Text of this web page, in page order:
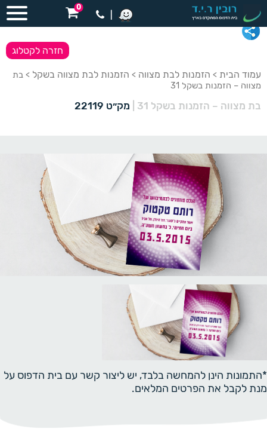
0
עמוד הבית > הזמנות לבת מצווה > הזמנות לבת מצווה בשקל > בת
מצווה – הזמנות בשקל 31
בת מצווה – הזמנות בשקל 31 מק״ט 22119
חזרה לקטלוג
*התמונות הינן להמחשה בלבד, יש ליצור קשר עם בית הדפוס על
מנת לקבל את הפרטים המלאים.